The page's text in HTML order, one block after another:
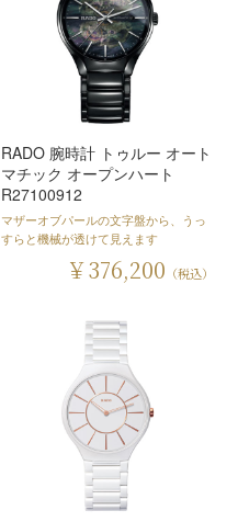
RADO 腕時計 トゥルー オート
マチック オープンハート
R27100912
マザーオブパールの文字盤から、うっ
すらと機械が透けて見えます
￥376,200 （税込）